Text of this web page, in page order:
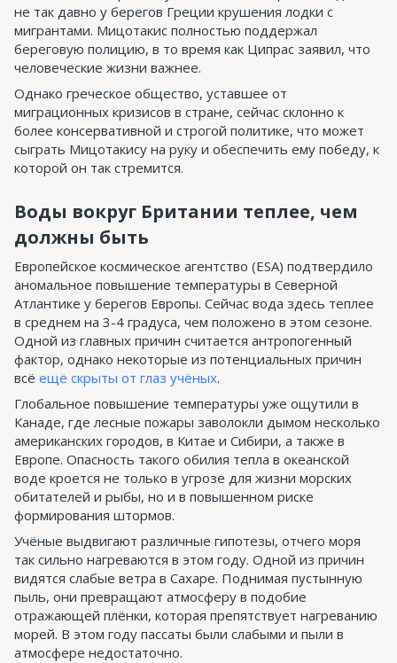
не так давно у берегов Греции крушения лодки с
мигрантами. Мицотакис полностью поддержал
береговую полицию, в то время как Ципрас заявил, что
человеческие жизни важнее.
Однако греческое общество, уставшее от
миграционных кризисов в стране, сейчас склонно к
более консервативной и строгой политике, что может
сыграть Мицотакису на руку и обеспечить ему победу, к
которой он так стремится.
Воды вокруг Британии теплее, чем
должны быть
Европейское космическое агентство (ESA) подтвердило
аномальное повышение температуры в Северной
Атлантике у берегов Европы. Сейчас вода здесь теплее
в среднем на 3-4 градуса, чем положено в этом сезоне.
Одной из главных причин считается антропогенный
фактор, однако некоторые из потенциальных причин
всё ещё скрыты от глаз учёных.
Глобальное повышение температуры уже ощутили в
Канаде, где лесные пожары заволокли дымом несколько
американских городов, в Китае и Сибири, а также в
Европе. Опасность такого обилия тепла в океанской
воде кроется не только в угрозе для жизни морских
обитателей и рыбы, но и в повышенном риске
формирования штормов.
Учёные выдвигают различные гипотезы, отчего моря
так сильно нагреваются в этом году. Одной из причин
видятся слабые ветра в Сахаре. Поднимая пустынную
пыль, они превращают атмосферу в подобие
отражающей плёнки, которая препятствует нагреванию
морей. В этом году пассаты были слабыми и пыли в
атмосфере недостаточно.